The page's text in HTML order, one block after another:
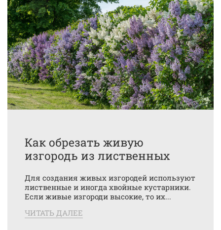
Как обрезать живую
изгородь из лиственных
Для создания живых изгородей используют
лиственные и иногда хвойные кустарники.
Если живые изгороди высокие, то их...
ЧИТАТЬ ДАЛЕЕ